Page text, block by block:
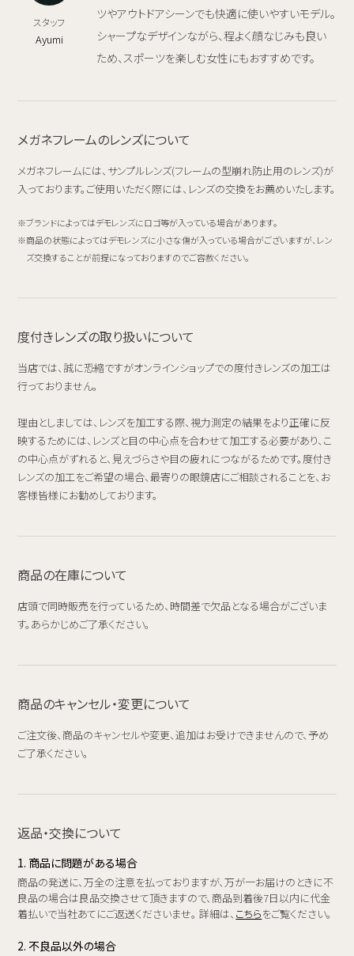
スタッフ
Ayumi
ツやアウトドアシーンでも快適に使いやすいモデル。
シャープなデザインながら、程よく顔なじみも良い
ため、スポーツを楽しむ女性にもおすすめです。
メガネフレームのレンズについて
メガネフレームには、サンプルレンズ(フレームの型崩れ防止用のレンズ)が
入っております。ご使用いただく際には、レンズの交換をお薦めいたします。
ブランドによってはデモレンズにロゴ等が入っている場合があります。
商品の状態によってはデモレンズに小さな傷が入っている場合がございますが、レン
ズ交換することが前提になっておりますのでご容赦ください。
度付きレンズの取り扱いについて
当店では、誠に恐縮ですがオンラインショップでの度付きレンズの加工は
行っておりません。
理由としましては、レンズを加工する際、視力測定の結果をより正確に反
映するためには、レンズと目の中心点を合わせて加工する必要があり、こ
の中心点がずれると、見えづらさや目の疲れにつながるためです。度付き
レンズの加工をご希望の場合、最寄りの眼鏡店にご相談されることを、お
客様皆様にお勧めしております。
商品の在庫について
店頭で同時販売を行っているため、時間差で欠品となる場合がございま
す。あらかじめご了承ください。
商品のキャンセル・変更について
ご注文後、商品のキャンセルや変更、追加はお受けできませんので、予め
ご了承ください。
返品・交換について
1. 商品に問題がある場合
商品の発送に、万全の注意を払っておりますが、万が一お届けのときに不
良品の場合は良品交換させて頂きますので、商品到着後7日以内に代金
着払いで当社あてにご返送くださいませ。 詳細は、 こちらをご覧ください。
2. 不良品以外の場合